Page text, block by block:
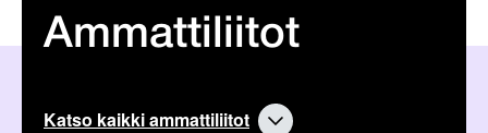
Ammattiliitot
Katso kaikki ammattiliitot